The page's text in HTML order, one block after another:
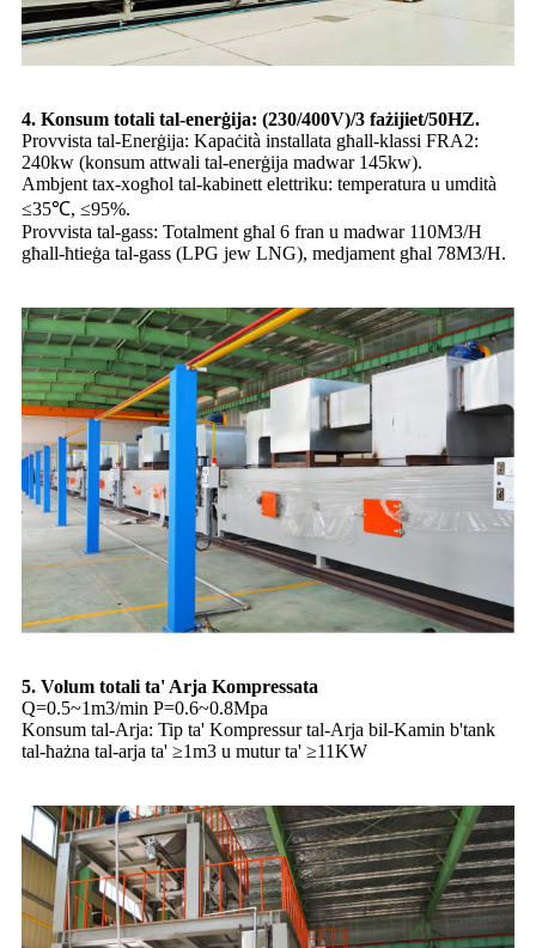
4. Konsum totali tal-enerġija: (230/400V)/3 fażijiet/50HZ.
Provvista tal-Enerġija: Kapaċità installata għall-klassi FRA2:
240kw (konsum attwali tal-enerġija madwar 145kw).
Ambjent tax-xogħol tal-kabinett elettriku: temperatura u umdità
≤35℃, ≤95%.
Provvista tal-gass: Totalment għal 6 fran u madwar 110M3/H
għall-ħtieġa tal-gass (LPG jew LNG), medjament għal 78M3/H.
5. Volum totali ta' Arja Kompressata
Q=0.5~1m3/min P=0.6~0.8Mpa
Konsum tal-Arja: Tip ta' Kompressur tal-Arja bil-Kamin b'tank
tal-ħażna tal-arja ta' ≥1m3 u mutur ta' ≥11KW